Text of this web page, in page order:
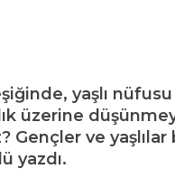
yaşlı nüfusu
üzerine
Gençler ve
yazdı.